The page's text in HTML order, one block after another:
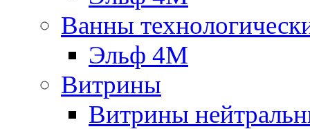
Ванны
Эльф 4М
Витрины
Витрины